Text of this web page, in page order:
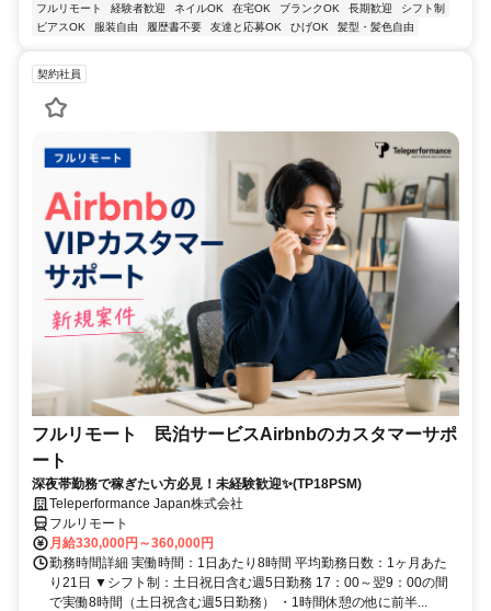
フルリモート
経験者歓迎 ネイルOK 在宅OK ブランクOK 長期歓迎
シフト制
ピアスOK
服装自由 履歴書不要 友達と応募OK ひげOK 髪型・髪色自由
契約社員
フルリモート 民泊サービスAirbnbのカスタマーサポ
ート
深夜帯勤務で稼ぎたい方必見！未経験歓迎✨(TP18PSM)
Teleperformance Japan株式会社
フルリモート
月給330,000円～360,000円
勤務時間詳細 実働時間：1日あたり8時間 平均勤務日数：1ヶ月あた
り21日 ▼シフト制：土日祝日含む週5日勤務 17：00～翌9：00の間
で実働8時間（土日祝含む週5日勤務） ・1時間休憩の他に前半...